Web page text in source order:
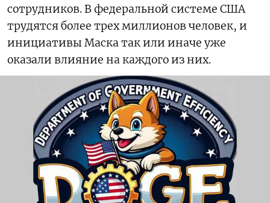
сотрудников. В федеральной системе США
трудятся более трех миллионов человек, и
инициативы Маска так или иначе уже
оказали влияние на каждого из них.